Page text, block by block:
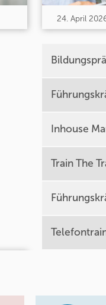
24. April
Inhouse
Train The